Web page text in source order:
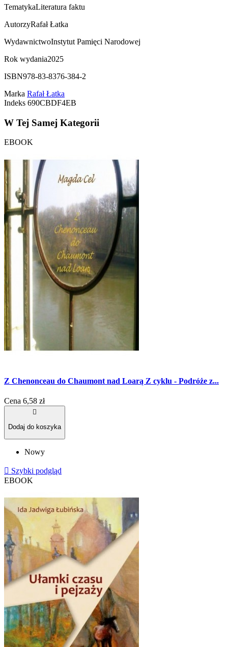
TematykaLiteratura faktu
AutorzyRafał Łatka
WydawnictwoInstytut Pamięci Narodowej
Rok wydania2025
ISBN978-83-8376-384-2
Marka Rafał Łatka
Indeks 690CBDF4EB
W Tej Samej Kategorii
EBOOK
Z Chenonceau do Chaumont nad Loarą Z cyklu - Podróże z...
Cena 6,58 zł

Dodaj do koszyka
Nowy
 Szybki podgląd
EBOOK